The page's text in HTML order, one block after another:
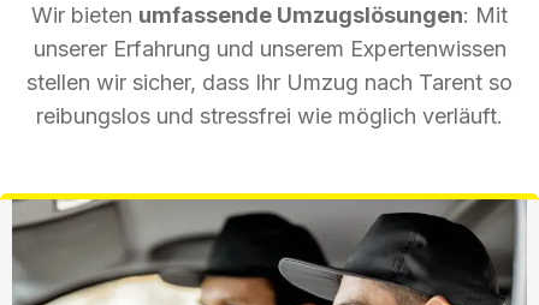
Wir bieten umfassende Umzugslösungen: Mit
unserer Erfahrung und unserem Expertenwissen
stellen wir sicher, dass Ihr Umzug nach Tarent so
reibungslos und stressfrei wie möglich verläuft.